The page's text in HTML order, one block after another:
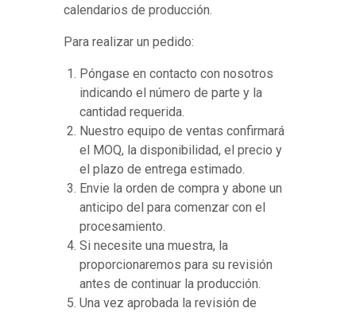
calendarios de producción.
Para realizar un pedido:
Póngase en contacto con nosotros
indicando el número de parte y la
cantidad requerida.
Nuestro equipo de ventas confirmará
el MOQ, la disponibilidad, el precio y
el plazo de entrega estimado.
Envie la orden de compra y abone un
anticipo del para comenzar con el
procesamiento.
Si necesite una muestra, la
proporcionaremos para su revisión
antes de continuar la producción.
Una vez aprobada la revisión de